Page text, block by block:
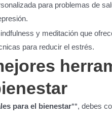
para problemas de
y meditación que
para reducir el estrés.
para el bienestar**, debes